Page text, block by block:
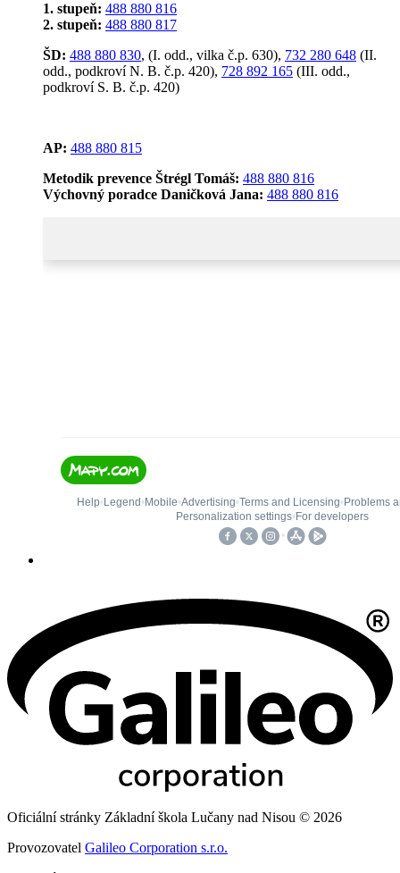
1. stupeň: 488 880 816
2. stupeň: 488 880 817
ŠD: 488 880 830, (I. odd., vilka č.p. 630), 732 280 648 (II.
odd., podkroví N. B. č.p. 420), 728 892 165 (III. odd.,
podkroví S. B. č.p. 420)
AP: 488 880 815
Metodik prevence Štrégl Tomáš: 488 880 816
Výchovný poradce Daničková Jana: 488 880 816
Oficiální stránky Základní škola Lučany nad Nisou © 2026
Provozovatel Galileo Corporation s.r.o.